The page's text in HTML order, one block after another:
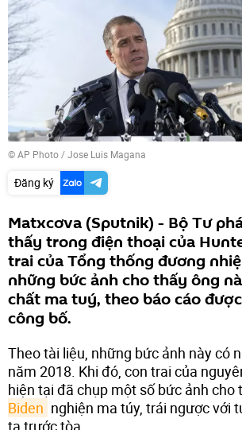
© AP Photo / Jose Luis Magana
Đăng ký
Matxcơva (Sputnik) - Bộ Tư
thấy trong điện thoại của
trai của Tổng thống đương
những bức ảnh cho thấy ông
chất ma tuý, theo báo cáo
công bố.
Theo tài liệu, những bức ảnh này có
năm 2018. Khi đó, con trai của
hiện tại đã chụp một số bức ảnh cho
Biden nghiện ma túy, trái ngược với
ta trước tòa.